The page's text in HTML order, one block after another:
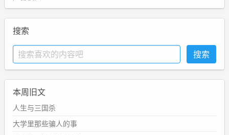
搜索
本周旧文
人生与三国杀
大学里那些骗人的事